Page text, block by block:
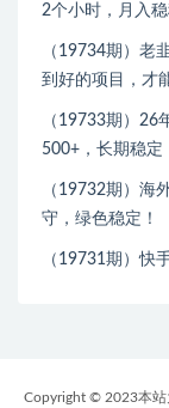
2个小时，月入
（19734期）老
到好的项目，才
（19733期）26
500+，长期稳定
（19732期）海
守，绿色稳定！
（19731期）快
Copyright © 2023本站